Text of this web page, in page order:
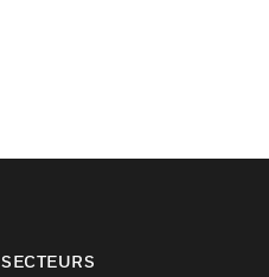
SECTEURS